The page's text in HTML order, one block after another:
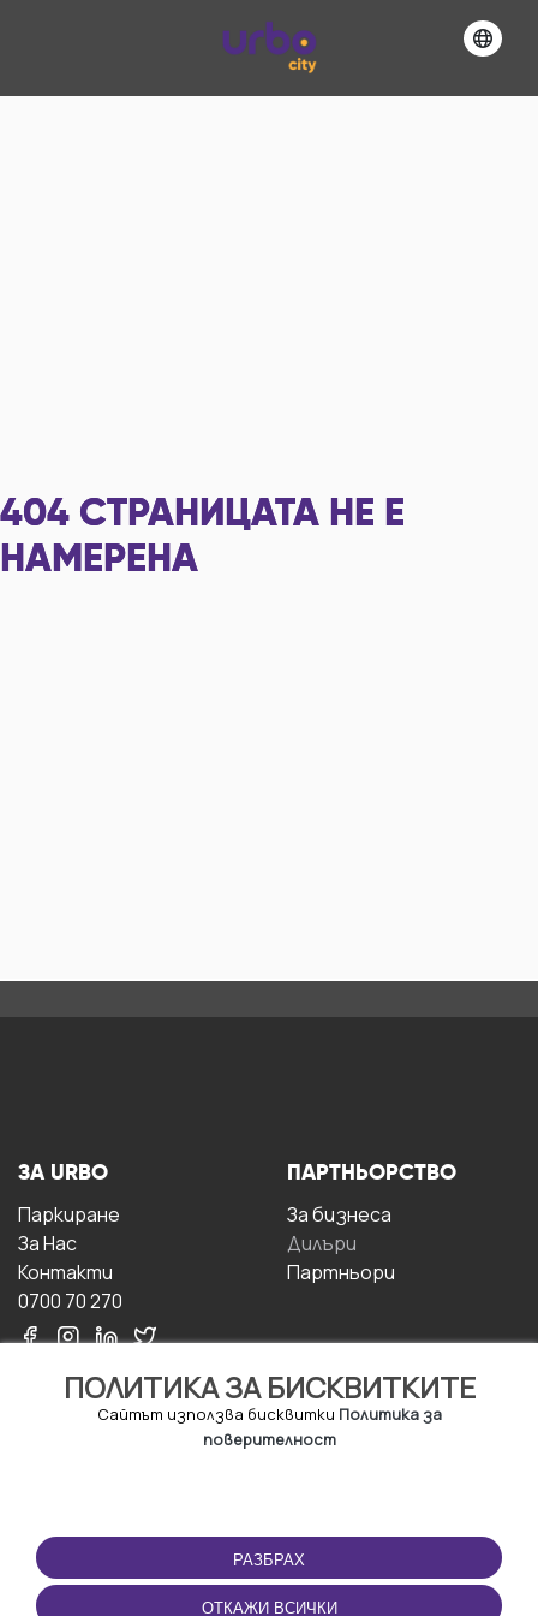
404 СТРАНИЦАТА НЕ Е
НАМЕРЕНА
ПОЛИТИКА ЗА БИСКВИТКИТЕ
Сайтът използва бисквитки Политика за
поверителност
РАЗБРАХ
ОТКАЖИ ВСИЧКИ
ЗА URBO
Паркиране
За Hас
Контакти
0700 70 270
ПАРТНЬОРСТВО
За бизнесa
Дилъри
Партньори
ПОЛЗВАНЕ
Правила и условия за
ползване
ПРИЛОЖЕНИЕТО